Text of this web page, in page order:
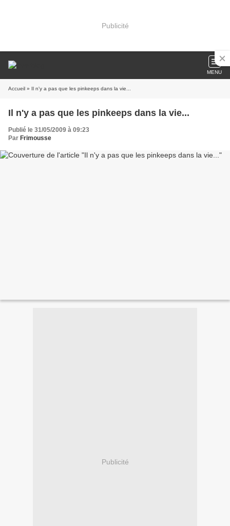
Publicité
MENU
Accueil » Il n'y a pas que les pinkeeps dans la vie...
Il n'y a pas que les pinkeeps dans la vie...
Publié le 31/05/2009 à 09:23
Par Frimousse
Publicité